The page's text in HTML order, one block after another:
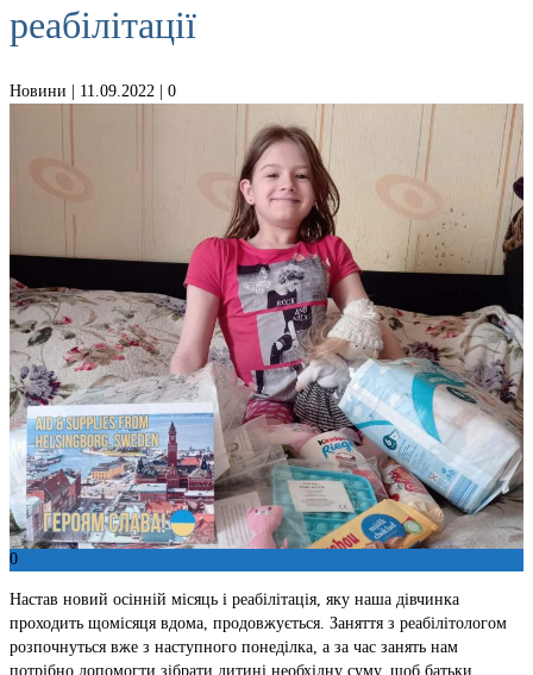
реабілітації
Новини | 11.09.2022 | 0
0
Настав новий осінній місяць і реабілітація, яку наша дівчинка
проходить щомісяця вдома, продовжується. Заняття з реабілітологом
розпочнуться вже з наступного понеділка, а за час занять нам
потрібно допомогти зібрати дитині необхідну суму, щоб батьки